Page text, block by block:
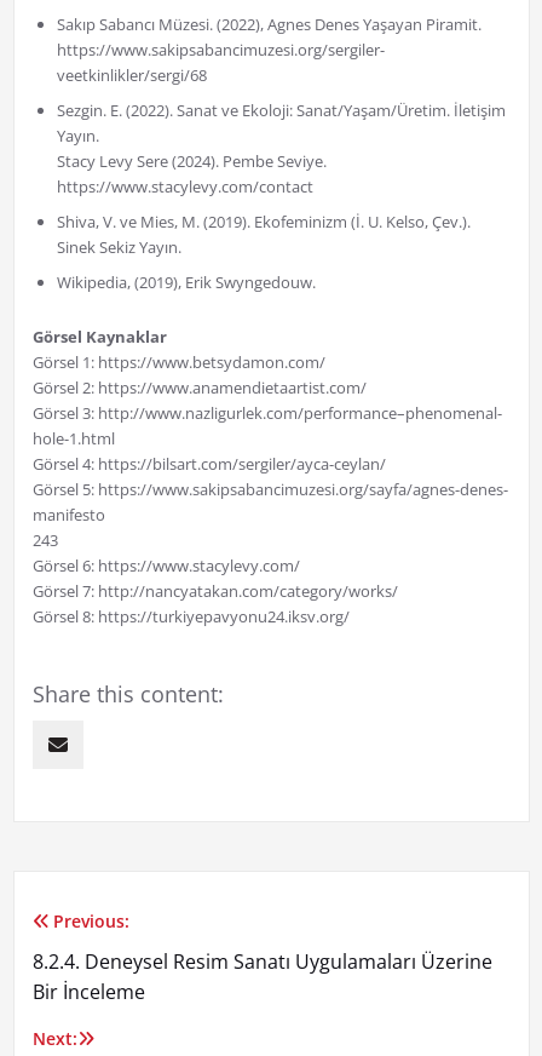
Sakıp Sabancı Müzesi. (2022), Agnes Denes Yaşayan Piramit.
https://www.sakipsabancimuzesi.org/sergiler-
veetkinlikler/sergi/68
Sezgin. E. (2022). Sanat ve Ekoloji: Sanat/Yaşam/Üretim. İletişim
Yayın.
Stacy Levy Sere (2024). Pembe Seviye.
https://www.stacylevy.com/contact
Shiva, V. ve Mies, M. (2019). Ekofeminizm (İ. U. Kelso, Çev.).
Sinek Sekiz Yayın.
Wikipedia, (2019), Erik Swyngedouw.
Görsel Kaynaklar
Görsel 1: https://www.betsydamon.com/
Görsel 2: https://www.anamendietaartist.com/
Görsel 3: http://www.nazligurlek.com/performance–phenomenal-
hole-1.html
Görsel 4: https://bilsart.com/sergiler/ayca-ceylan/
Görsel 5: https://www.sakipsabancimuzesi.org/sayfa/agnes-denes-
manifesto
243
Görsel 6: https://www.stacylevy.com/
Görsel 7: http://nancyatakan.com/category/works/
Görsel 8: https://turkiyepavyonu24.iksv.org/
Share this content:
Yazı
gezinmesi
Previous:
8.2.4. Deneysel Resim Sanatı Uygulamaları Üzerine
Bir İnceleme
Next: